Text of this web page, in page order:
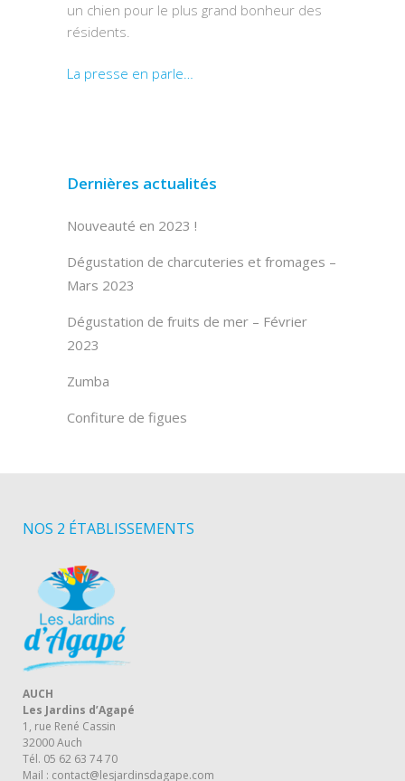
un chien pour le plus grand bonheur des
résidents.
La presse en parle…
Dernières actualités
Nouveauté en 2023 !
Dégustation de charcuteries et fromages –
Mars 2023
Dégustation de fruits de mer – Février
2023
Zumba
Confiture de figues
NOS 2 ÉTABLISSEMENTS
AUCH
Les Jardins d’Agapé
1, rue René Cassin
32000 Auch
Tél. 05 62 63 74 70
Mail : contact@lesjardinsdagape.com